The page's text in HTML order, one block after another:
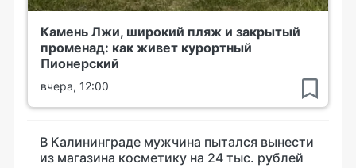
Камень Лжи, широкий пляж и закрытый
променад: как живет курортный
Пионерский
вчера, 12:00
В Калининграде мужчина пытался вынести
из магазина косметику на 24 тыс. рублей